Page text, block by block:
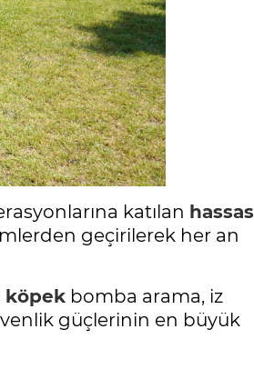
katılan hassas
geçirilerek her an
köpek bomba arama, iz
güçlerinin en büyük